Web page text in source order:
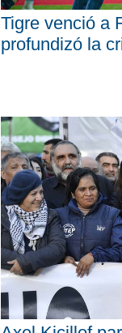
Tigre venció a
profundizó la